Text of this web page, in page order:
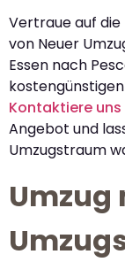
Vertraue auf die
von Neuer
Essen nach
Kontaktiere uns
Angebot und
Umzugstraum
Umzug